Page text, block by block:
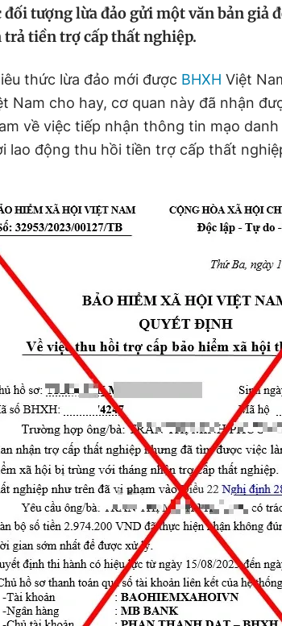
đối tượng lừa đảo gửi một văn bản giả
trả tiền trợ cấp thất nghiệp.
thức lừa đảo mới được BHXH Việt
Nam cho hay, cơ quan này đã nhận
về việc tiếp nhận thông tin mạo danh
lao động thu hồi tiền trợ cấp thất